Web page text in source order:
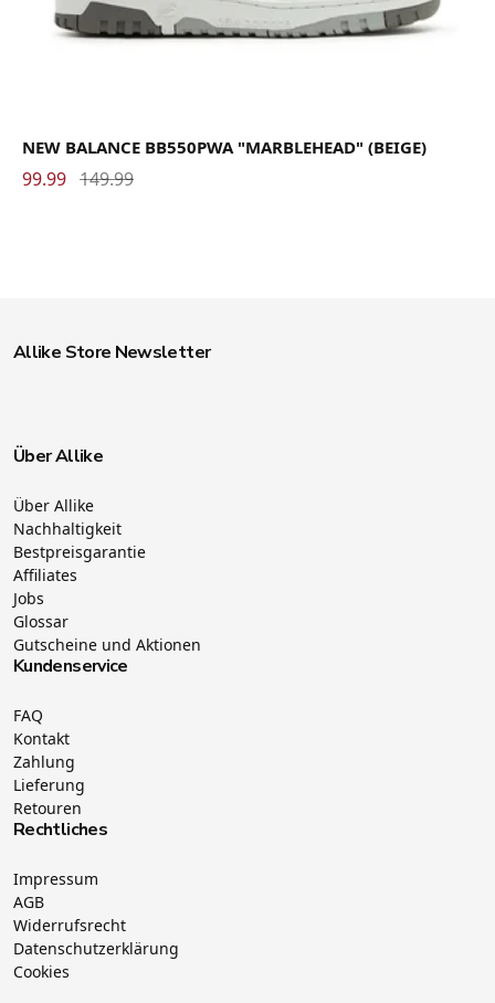
NEW BALANCE BB550PWA "MARBLEHEAD" (BEIGE)
99.99 149.99
Allike Store Newsletter
Über Allike
Über Allike
Nachhaltigkeit
Bestpreisgarantie
Affiliates
Jobs
Glossar
Gutscheine und Aktionen
Kundenservice
FAQ
Kontakt
Zahlung
Lieferung
Retouren
Rechtliches
Impressum
AGB
Widerrufsrecht
Datenschutzerklärung
Cookies